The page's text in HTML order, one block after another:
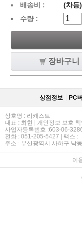
배송비 : (차등)
수량 :
장바구니
상점정보 PC
상호명 : 리캐스트
대표 : 최현 | 개인정보 보호 책
사업자등록번호 :603-06-
전화 : 051-205-5427 | 팩스 :
주소 : 부산광역시 사하구 낙
이